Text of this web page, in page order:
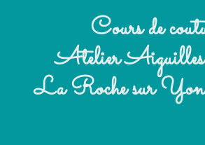
Cours de
Atelier Aiguilles
La Roche sur